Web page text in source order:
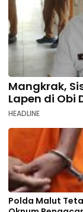
Mangkrak,
Lapen di Obi
HEADLINE
Polda Malut